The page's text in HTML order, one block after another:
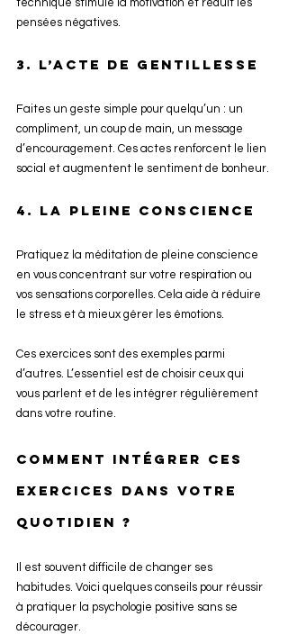
technique stimule la motivation et réduit les
pensées négatives.
3. L’acte de gentillesse
Faites un geste simple pour quelqu’un : un
compliment, un coup de main, un message
d’encouragement. Ces actes renforcent le lien
social et augmentent le sentiment de bonheur.
4. La pleine conscience
Pratiquez la méditation de pleine conscience
en vous concentrant sur votre respiration ou
vos sensations corporelles. Cela aide à réduire
le stress et à mieux gérer les émotions.
Ces exercices sont des exemples parmi
d’autres. L’essentiel est de choisir ceux qui
vous parlent et de les intégrer régulièrement
dans votre routine.
Comment intégrer ces
exercices dans votre
quotidien ?
Il est souvent difficile de changer ses
habitudes. Voici quelques conseils pour réussir
à pratiquer la psychologie positive sans se
décourager.